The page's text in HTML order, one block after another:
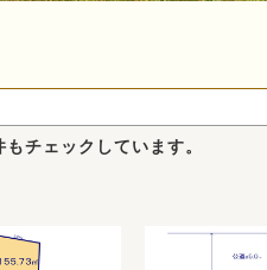
チェックしています。